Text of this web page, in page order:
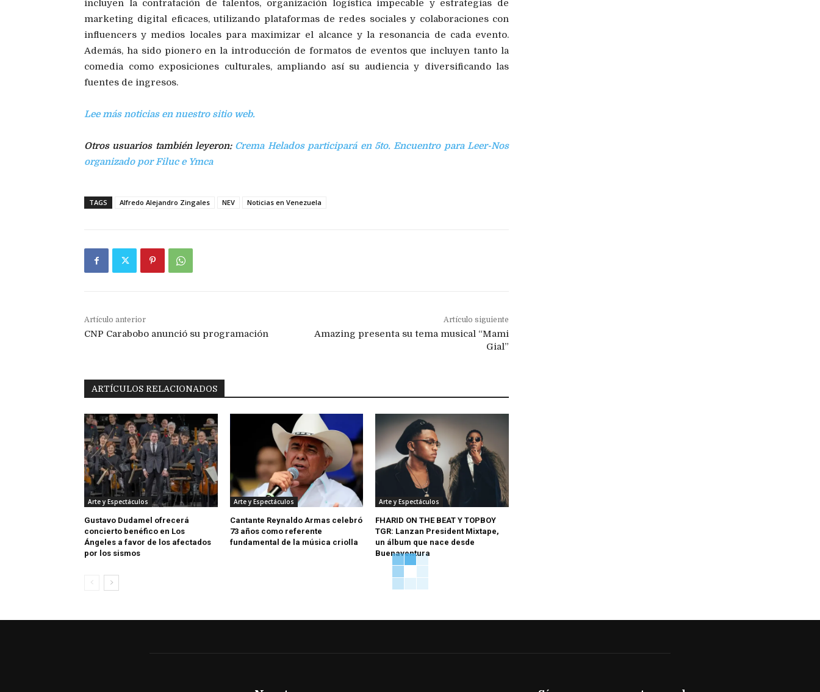
incluyen la contratación de talentos, organización logística impecable y estrategias de
marketing digital eficaces, utilizando plataformas de redes sociales y colaboraciones con
influencers y medios locales para maximizar el alcance y la resonancia de cada evento.
Además, ha sido pionero en la introducción de formatos de eventos que incluyen tanto la
comedia como exposiciones culturales, ampliando así su audiencia y diversificando las
fuentes de ingresos.
Lee más noticias en nuestro sitio web.
Otros usuarios también leyeron: Crema Helados participará en 5to. Encuentro para Leer-Nos
organizado por Filuc e Ymca
TAGS Alfredo Alejandro Zingales NEV Noticias en Venezuela
Artículo anterior
CNP Carabobo anunció su programación
Artículo siguiente
Amazing presenta su tema musical “Mami
Gial”
ARTÍCULOS RELACIONADOS
Arte y Espectáculos
Gustavo Dudamel ofrecerá
concierto benéfico en Los
Ángeles a favor de los afectados
por los sismos
Arte y Espectáculos
Cantante Reynaldo Armas celebró
73 años como referente
fundamental de la música criolla
Arte y Espectáculos
FHARID ON THE BEAT Y TOPBOY
TGR: Lanzan President Mixtape,
un álbum que nace desde
Buenaventura